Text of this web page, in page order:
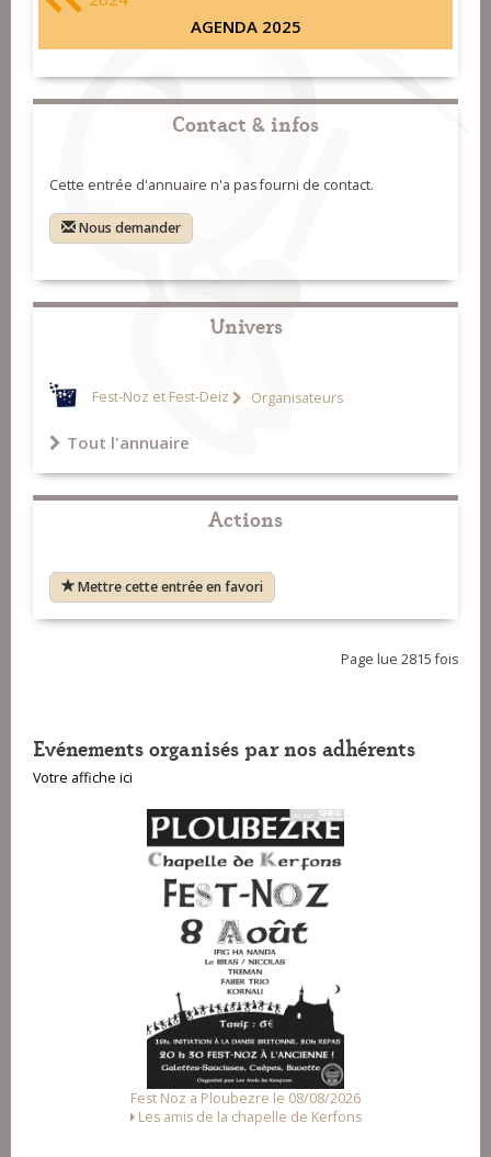
AGENDA 2025
Contact & infos
Cette entrée d'annuaire n'a pas fourni de contact.
Nous demander
Univers
Fest-Noz et Fest-Deiz Organisateurs
Tout l'annuaire
Actions
Mettre cette entrée en favori
Page lue 2815 fois
Evénements organisés par nos adhérents
Votre affiche ici
Fest Noz a Ploubezre le 08/08/2026
Les amis de la chapelle de Kerfons